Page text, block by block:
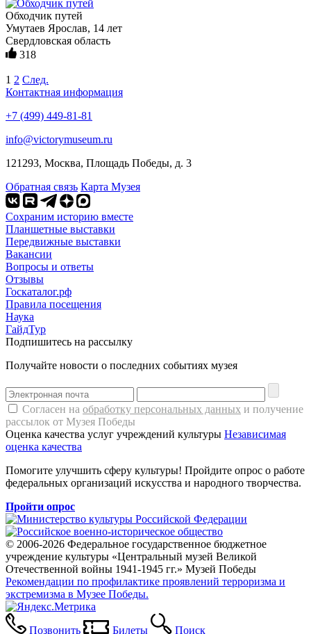
Обходчик путей
Умутаев Ярослав, 14 лет
Свердловская область
318
1 2 След.
Контактная информация
+7 (499) 449-81-81
info@victorymuseum.ru
121293, Москва, Площадь Победы, д. 3
Обратная связь Карта Музея
Сохраним историю вместе
Планшетные выставки
Передвижные выставки
Вакансии
Вопросы и ответы
Отзывы
Госкаталог.рф
Правила посещения
Наука
ГайдТур
Подпишитесь на рассылку
Получайте новости о последних событиях музея
Согласен на обработку персональных данных и получение
рассылок от Музея Победы
Оценка качества услуг учреждений культуры Независимая
оценка качества
Помогите улучшить сферу культуры! Пройдите опрос о работе
федеральных организаций искусства и народного творчества.
Пройти опрос
© 2006-2026 Федеральное государственное бюджетное
учреждение культуры «Центральный музей Великой
Отечественной войны 1941-1945 гг.» Музей Победы
Рекомендации по профилактике проявлений терроризма и
экстремизма в Музее Победы.
Позвонить Билеты Поиск